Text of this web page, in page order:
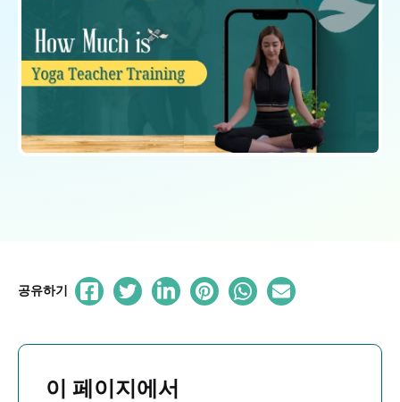
공유하기
이 페이지에서